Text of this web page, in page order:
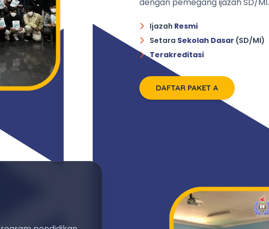
Ijazah Resmi
Setara Sekolah Dasar (SD/MI)
Terakreditasi
DAFTAR PAKET A